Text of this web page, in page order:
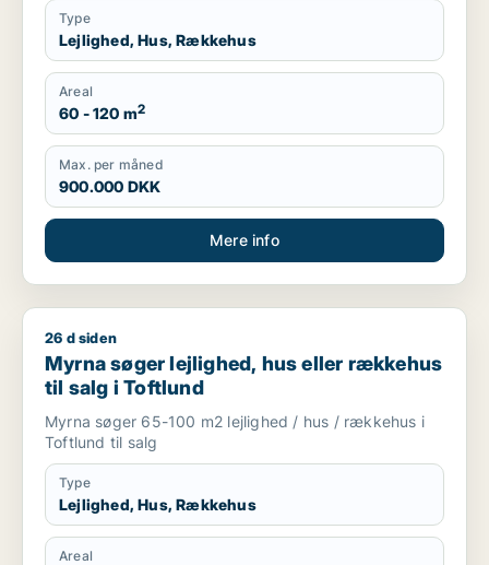
Type
Lejlighed, Hus, Rækkehus
Areal
60 - 120 m2
Max. per måned
900.000 DKK
Mere info
Myrna søger lejlighed, hus eller rækkehus til salg i Toftlund
26 d siden
Myrna søger lejlighed, hus eller rækkehus
til salg i Toftlund
Myrna søger 65-100 m2 lejlighed / hus / rækkehus i
Toftlund til salg
Type
Lejlighed, Hus, Rækkehus
Areal